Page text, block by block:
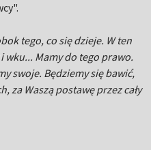
tego, co się dzieje. W ten
wku... Mamy do tego prawo.
swoje. Będziemy się bawić,
za Waszą postawę przez cały